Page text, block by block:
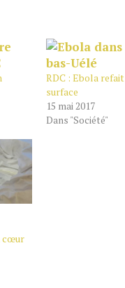
RDC : Ebola refait
surface
15 mai 2017
Dans "Société"
cœur